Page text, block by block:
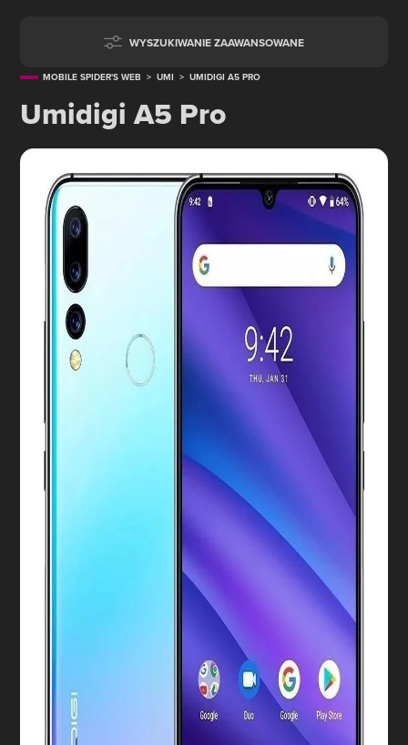
WYSZUKIWANIE ZAAWANSOWANE
MOBILE SPIDER'S WEB >UMI >UMIDIGI A5 PRO
Umidigi A5 Pro